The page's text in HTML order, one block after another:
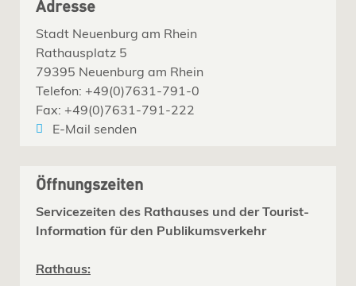
Adresse
Stadt Neuenburg am Rhein
Rathausplatz 5
79395 Neuenburg am Rhein
Telefon: +49(0)7631-791-0
Fax: +49(0)7631-791-222
E-Mail senden
Öffnungszeiten
Servicezeiten des Rathauses und der Tourist-
Information für den Publikumsverkehr
Rathaus: